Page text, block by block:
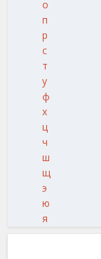
о
п
р
с
т
у
ф
х
ц
ч
ш
щ
э
ю
я